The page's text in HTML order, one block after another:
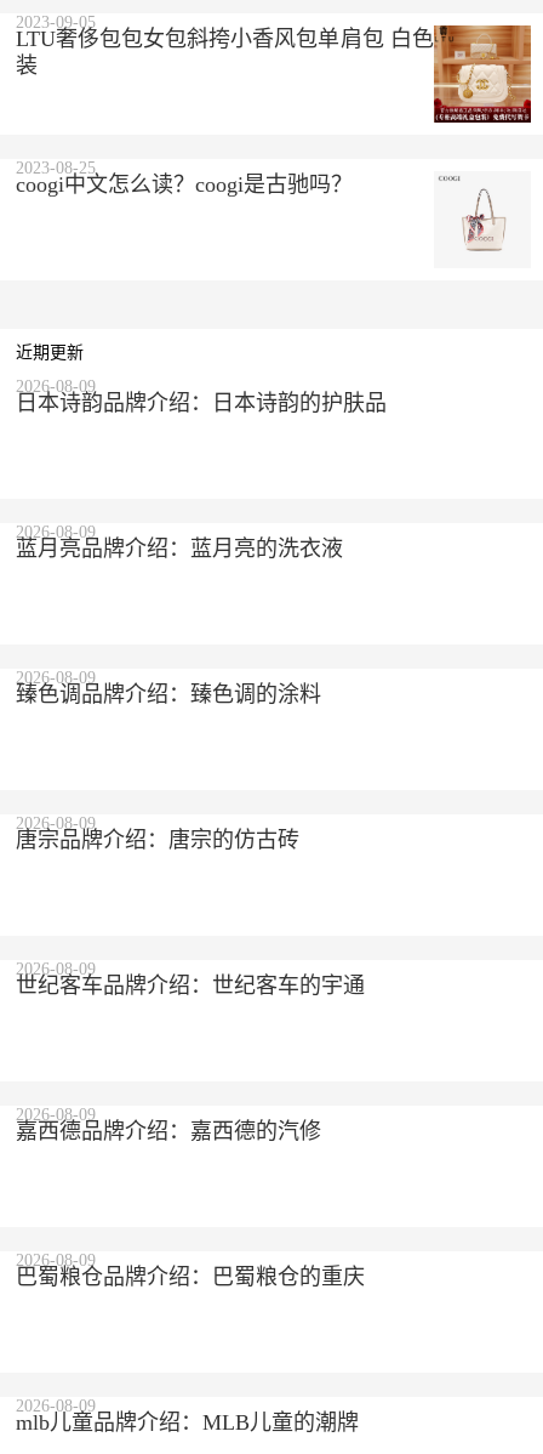
LTU奢侈包包女包斜挎小香风包单肩包 白色 精美礼盒
装
2023-09-05
coogi中文怎么读？coogi是古驰吗？
2023-08-25
近期更新
日本诗韵品牌介绍：日本诗韵的护肤品
2026-08-09
蓝月亮品牌介绍：蓝月亮的洗衣液
2026-08-09
臻色调品牌介绍：臻色调的涂料
2026-08-09
唐宗品牌介绍：唐宗的仿古砖
2026-08-09
世纪客车品牌介绍：世纪客车的宇通
2026-08-09
嘉西德品牌介绍：嘉西德的汽修
2026-08-09
巴蜀粮仓品牌介绍：巴蜀粮仓的重庆
2026-08-09
mlb儿童品牌介绍：MLB儿童的潮牌
2026-08-09